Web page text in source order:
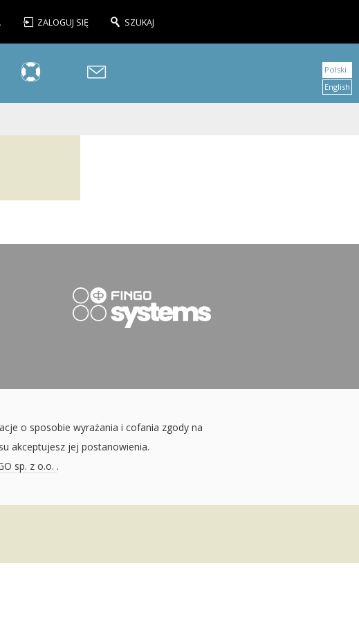
ZALOGUJ SIĘ SZUKAJ
Polski
English
o sposobie wyrażania i cofania zgody na
akceptujesz jej postanowienia.
sp. z o.o. .